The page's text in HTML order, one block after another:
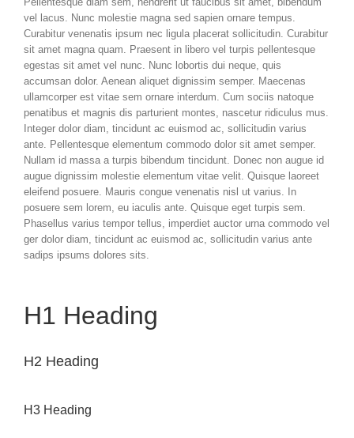
vel lacus. Nunc molestie magna sed sapien ornare tempus.
Curabitur venenatis ipsum nec ligula placerat sollicitudin. Curabitur
sit amet magna quam. Praesent in libero vel turpis pellentesque
egestas sit amet vel nunc. Nunc lobortis dui neque, quis
accumsan dolor. Aenean aliquet dignissim semper. Maecenas
ullamcorper est vitae sem ornare interdum. Cum sociis natoque
penatibus et magnis dis parturient montes, nascetur ridiculus mus.
Integer dolor diam, tincidunt ac euismod ac, sollicitudin varius
ante. Pellentesque elementum commodo dolor sit amet semper.
Nullam id massa a turpis bibendum tincidunt. Donec non augue id
augue dignissim molestie elementum vitae velit. Quisque laoreet
eleifend posuere. Mauris congue venenatis nisl ut varius. In
posuere sem lorem, eu iaculis ante. Quisque eget turpis sem.
Phasellus varius tempor tellus, imperdiet auctor urna commodo vel
ger dolor diam, tincidunt ac euismod ac, sollicitudin varius ante
sadips ipsums dolores sits.
H1 Heading
H2 Heading
H3 Heading